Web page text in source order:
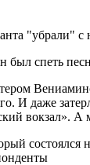
спеть
И даже
вокзал».